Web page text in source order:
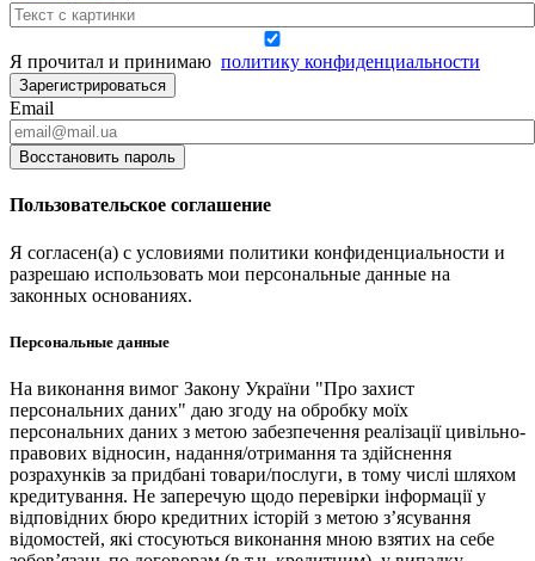
Я прочитал и принимаю политику конфиденциальности
Зарегистрироваться
Email
Восстановить пароль
Пользовательское соглашение
Я согласен(а) с условиями политики конфиденциальности и
разрешаю использовать мои персональные данные на
законных основаниях.
Персональные данные
На виконання вимог Закону України "Про захист
персональних даних" даю згоду на обробку моїх
персональних даних з метою забезпечення реалізації цивільно-
правових відносин, надання/отримання та здійснення
розрахунків за придбані товари/послуги, в тому числі шляхом
кредитування. Не заперечую щодо перевірки інформації у
відповідних бюро кредитних історій з метою з’ясування
відомостей, які стосуються виконання мною взятих на себе